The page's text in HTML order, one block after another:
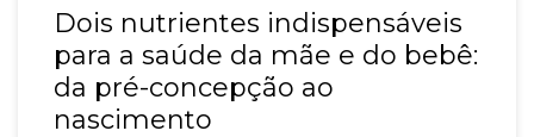
Dois nutrientes indispensáveis
para a saúde da mãe e do bebê:
da pré-concepção ao
nascimento